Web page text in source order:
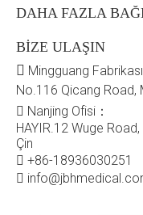
DAHA FAZLA
BİZE ULAŞIN
 Mingguang
No.116 Qicang Road,
 Nanjing Ofisi：
HAYIR.12 Wuge
Çin
 +86-18936030251
